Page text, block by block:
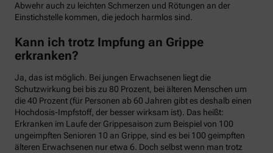
Abwehr auch zu leichten Schmerzen und Rötungen an der
Einstichstelle kommen, die jedoch harmlos sind.
Kann ich trotz Impfung an Grippe
erkranken?
Ja, das ist möglich. Bei jungen Erwachsenen liegt die
Schutzwirkung bei bis zu 80 Prozent, bei älteren Menschen um
die 40 Prozent (für Personen ab 60 Jahren gibt es deshalb einen
Hochdosis-Impfstoff, der besser wirksam ist). Das heißt:
Erkranken im Laufe der Grippesaison zum Beispiel von 100
ungeimpften Senioren 10 an Grippe, sind es bei 100 geimpften
älteren Erwachsenen nur etwa 6. Doch selbst wenn man trotz